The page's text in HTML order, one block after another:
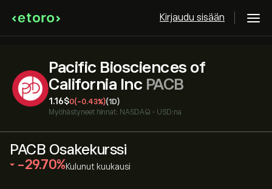
Kirjaudu sisään
Pacific Biosciences of
California Inc PACB
1.16‎$‎0(-0.43%)(1D)
Myöhästyneet hinnat: NASDAQ • USD:na
PACB Osakekurssi
‎-29.70‎ Kulunut kuukausi